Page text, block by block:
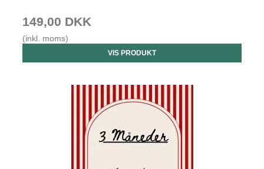
149,00 DKK
(inkl. moms)
VIS PRODUKT